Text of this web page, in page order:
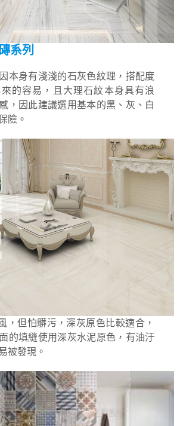
系列
因本身有淺淺的石灰色紋理，搭配度
的容易，且大理石紋本身具有浪
，因此建議選用基本的黑、灰、白
險。
，但怕髒污，深灰原色比較適合，
的填縫使用深灰水泥原色，有油汙
被發現。